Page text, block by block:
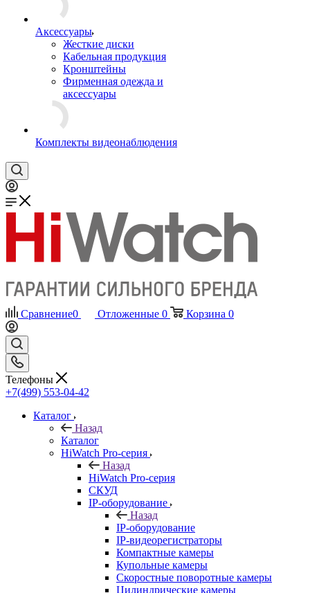
Аксессуары
Жесткие диски
Кабельная продукция
Кронштейны
Фирменная одежда и
аксессуары
Комплекты видеонаблюдения
Сравнение0 Отложенные 0 Корзина 0
Телефоны
+7(499) 553-04-42
Каталог
Назад
Каталог
HiWatch Pro-серия
Назад
HiWatch Pro-серия
CКУД
IP-оборудование
Назад
IP-оборудование
IP-видеорегистраторы
Компактные камеры
Купольные камеры
Скоростные поворотные камеры
Цилиндрические камеры